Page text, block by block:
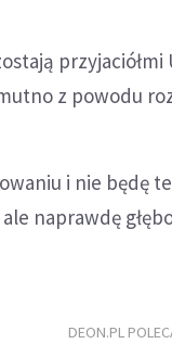
z powodu
i nie będę
naprawdę
DEON.PL